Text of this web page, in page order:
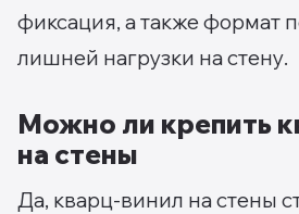
фиксация, а также формат
лишней нагрузки на стену.
Можно ли крепить
на стены
Да, кварц-винил на стены